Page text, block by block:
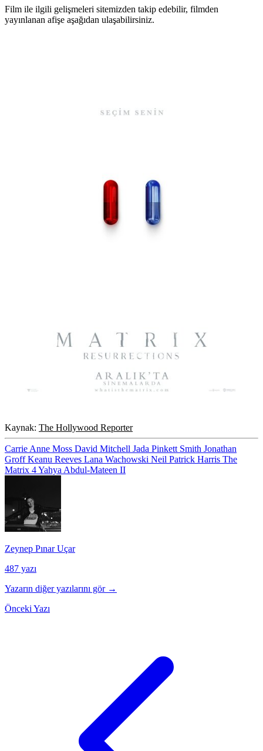
Film ile ilgili gelişmeleri sitemizden takip edebilir, filmden
yayınlanan afişe aşağıdan ulaşabilirsiniz.
Kaynak: The Hollywood Reporter
Carrie Anne Moss David Mitchell Jada Pinkett Smith Jonathan
GroffKeanu Reeves Lana Wachowski Neil Patrick Harris The
Matrix 4Yahya Abdul-Mateen II
Zeynep Pınar Uçar
487 yazı
Yazarın diğer yazılarını gör →
Önceki Yazı